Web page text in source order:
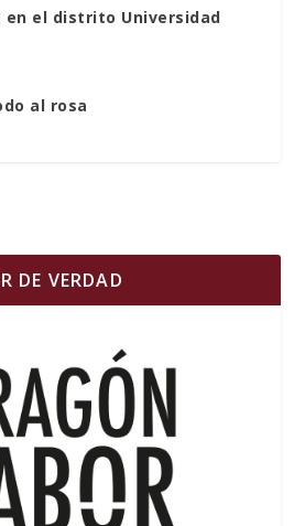
en el distrito Universidad
al rosa
DE VERDAD